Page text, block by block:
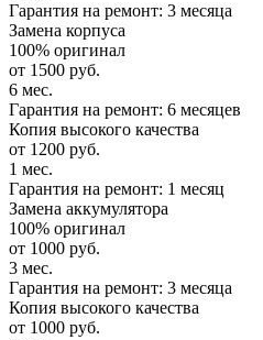
Гарантия на ремонт: 3 месяца
Замена корпуса
100% оригинал
от 1500 руб.
6 мес.
Гарантия на ремонт: 6 месяцев
Копия высокого качества
от 1200 руб.
1 мес.
Гарантия на ремонт: 1 месяц
Замена аккумулятора
100% оригинал
от 1000 руб.
3 мес.
Гарантия на ремонт: 3 месяца
Копия высокого качества
от 1000 руб.